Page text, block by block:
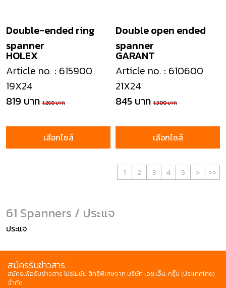
HOLEX
Double-ended ring
spanner
Article no. : 615900
19X24
819 บาท 1,260 บาท
เลือกไซส์
GARANT
Double open ended
spanner
Article no. : 610600
21X24
845 บาท 1,300 บาท
เลือกไซส์
1 2 3 4 5 > >>
61 Spanners / ประแจ
ประแจ
สมัครรับข่าวสาร
สมัครเพื่อรับข่าวสาร โปรโมชั่น สิทธิพิเศษจาก บริษัท เอช.เอ็ม. กรุ๊ป (ประเทศไทย)
จำกัด